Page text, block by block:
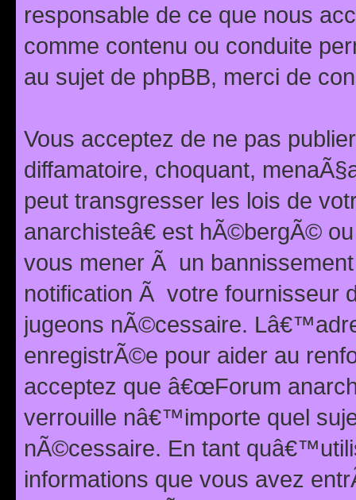
responsable de ce que nous
comme contenu ou conduite
au sujet de phpBB, merci de
Vous acceptez de ne pas
diffamatoire, choquant,
peut transgresser les lois de
anarchisteâ€ est hÃ©bergÃ©
vous mener Ã un
notification Ã votre fournisseur
jugeons nÃ©cessaire.
enregistrÃ©e pour aider au
acceptez que â€œForum
verrouille nâ€™importe quel
nÃ©cessaire. En tant
informations que vous avez